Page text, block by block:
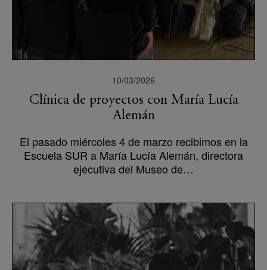
10/03/2026
Clínica de proyectos con María Lucía
Alemán
El pasado miércoles 4 de marzo recibimos en la
Escuela SUR a María Lucía Alemán, directora
ejecutiva del Museo de…